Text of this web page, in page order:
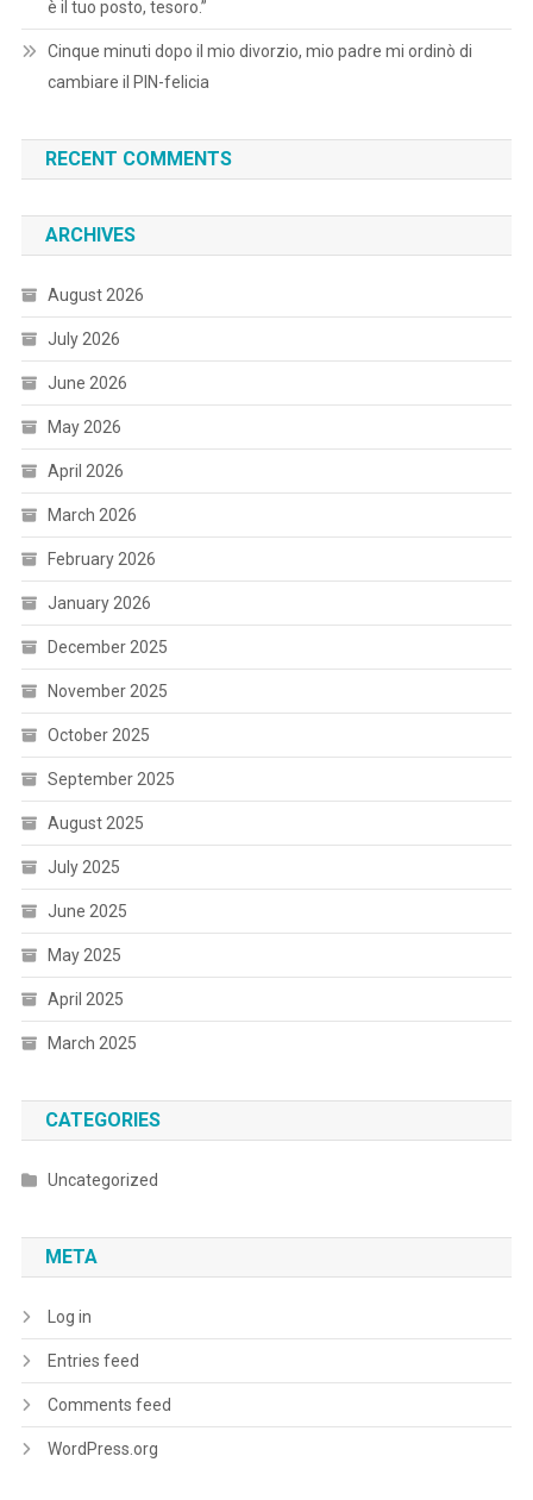
è il tuo posto, tesoro.”
Cinque minuti dopo il mio divorzio, mio padre mi ordinò di
cambiare il PIN-felicia
RECENT COMMENTS
ARCHIVES
August 2026
July 2026
June 2026
May 2026
April 2026
March 2026
February 2026
January 2026
December 2025
November 2025
October 2025
September 2025
August 2025
July 2025
June 2025
May 2025
April 2025
March 2025
CATEGORIES
Uncategorized
META
Log in
Entries feed
Comments feed
WordPress.org